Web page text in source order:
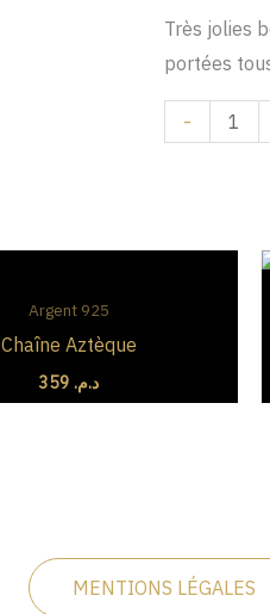
Très jolies
portées
-
Argent 925
Chaîne Aztèque
د.م.
MENTIONS LÉGALES